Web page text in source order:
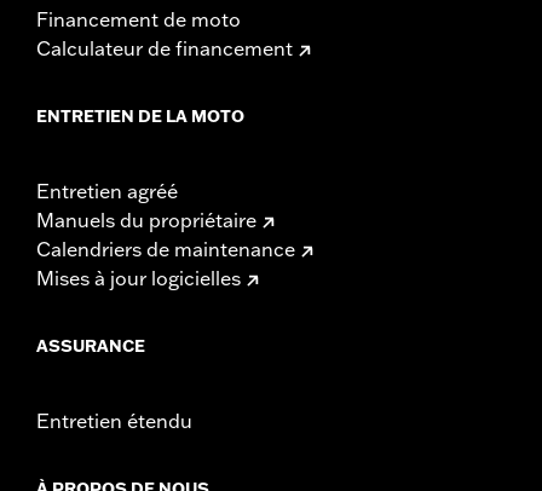
Financement de moto
Calculateur de financement
ENTRETIEN DE LA MOTO
Entretien agréé
Manuels du propriétaire
Calendriers de maintenance
Mises à jour logicielles
ASSURANCE
Entretien étendu